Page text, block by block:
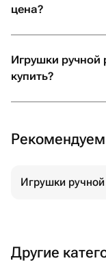
цена?
Игрушки ручной
купить?
Рекомендуем
Игрушки
Другие